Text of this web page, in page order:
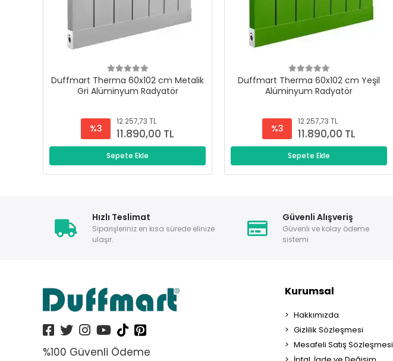
Duffmart Therma 60x102 cm Metalik
Gri Alüminyum Radyatör
%3
12.257,73 TL
11.890,00 TL
Sepete Ekle
Duffmart Therma 60x102 cm Yeşil
Alüminyum Radyatör
%3
12.257,73 TL
11.890,00 TL
Sepete Ekle
Hızlı Teslimat
Siparişleriniz en kısa sürede elinize
ulaşır.
Güvenli Alışveriş
Güvenli ve kolay ödeme
sistemi
%100 Güvenli Ödeme
Kurumsal
Hakkımızda
Gizlilik Sözleşmesi
Mesafeli Satış Sözleşmesi